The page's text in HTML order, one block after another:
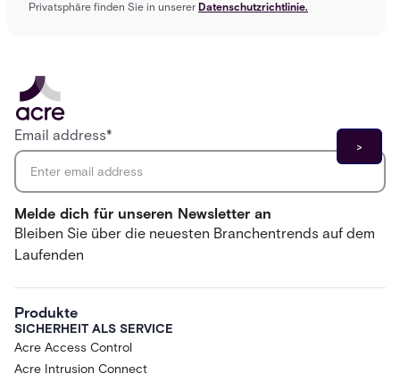
Privatsphäre finden Sie in unserer Datenschutzrichtlinie.
Melde dich für unseren Newsletter an
Bleiben Sie über die neuesten Branchentrends auf dem
Laufenden
Email address*
Produkte
SICHERHEIT ALS SERVICE
Acre Access Control
Acre Intrusion Connect